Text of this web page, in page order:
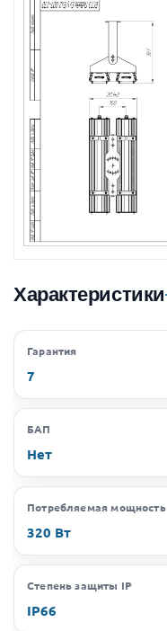
Характеристики
Гарантия
7
БАП
Нет
Потребляемая мощность
320 Вт
Степень защиты IP
IP66